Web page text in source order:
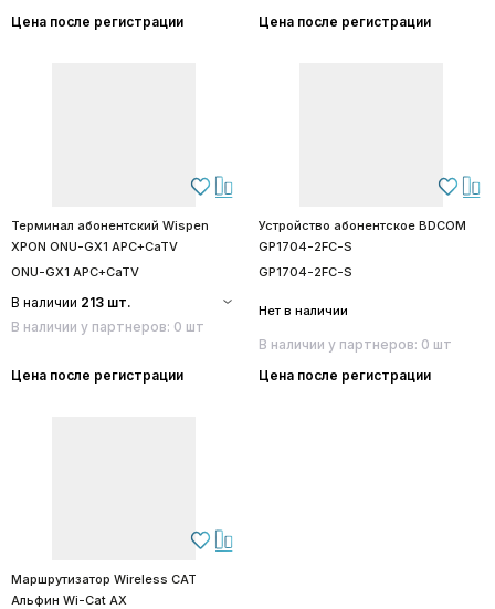
Цена после регистрации
Цена после регистрации
Терминал абонентский Wispen
XPON ONU-GX1 APC+CaTV
ONU-GX1 APC+CaTV
В наличии 213 шт.
В наличии у партнеров: 0 шт
Цена после регистрации
Устройство абонентское BDCOM
GP1704-2FC-S
GP1704-2FC-S
Нет в наличии
В наличии у партнеров: 0 шт
Цена после регистрации
Маршрутизатор Wireless CAT
Альфин Wi-Cat AX